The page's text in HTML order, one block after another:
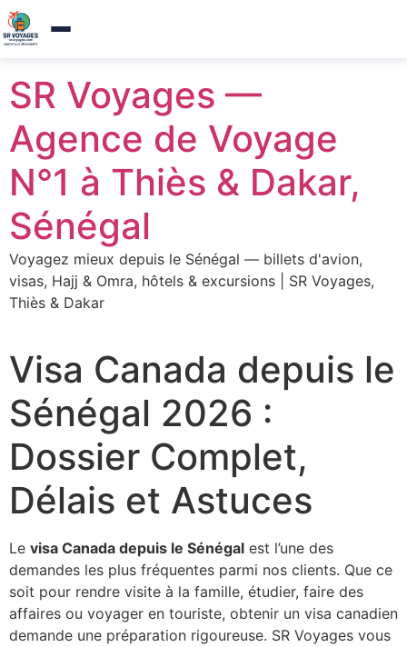
au
contenu
SR Voyages —
Agence de Voyage
N°1 à Thiès & Dakar,
Sénégal
Voyagez mieux depuis le Sénégal — billets d'avion,
visas, Hajj & Omra, hôtels & excursions | SR Voyages,
Thiès & Dakar
Visa Canada depuis le
Sénégal 2026 :
Dossier Complet,
Délais et Astuces
Le visa Canada depuis le Sénégal est l’une des
demandes les plus fréquentes parmi nos clients. Que ce
soit pour rendre visite à la famille, étudier, faire des
affaires ou voyager en touriste, obtenir un visa canadien
demande une préparation rigoureuse. SR Voyages vous